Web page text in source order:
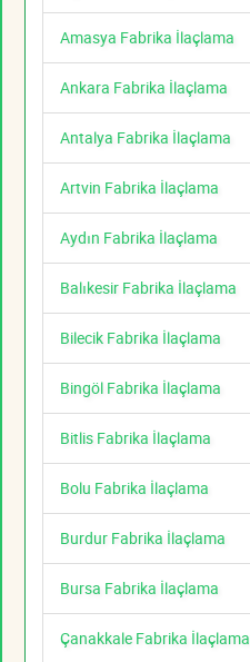
Amasya Fabrika İlaçlama
Ankara Fabrika İlaçlama
Antalya Fabrika İlaçlama
Artvin Fabrika İlaçlama
Aydın Fabrika İlaçlama
Balıkesir Fabrika İlaçlama
Bilecik Fabrika İlaçlama
Bingöl Fabrika İlaçlama
Bitlis Fabrika İlaçlama
Bolu Fabrika İlaçlama
Burdur Fabrika İlaçlama
Bursa Fabrika İlaçlama
Çanakkale Fabrika İlaçlama